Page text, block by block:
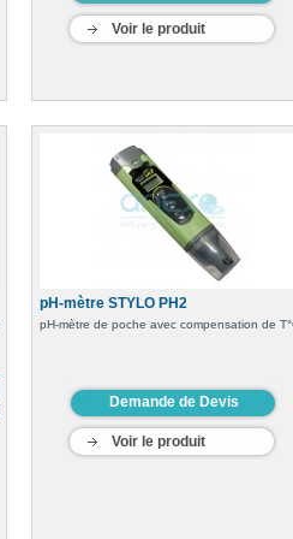
Voir le produit
pH-mètre STYLO PH2
pH-mètre de poche avec compensation de
Demande de Devis
Voir le produit